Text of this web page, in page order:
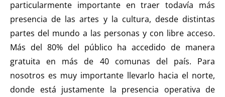
particularmente importante en traer todavía más
presencia de las artes y la cultura, desde distintas
partes del mundo a las personas y con libre acceso.
Más del 80% del público ha accedido de manera
gratuita en más de 40 comunas del país. Para
nosotros es muy importante llevarlo hacia el norte,
donde está justamente la presencia operativa de